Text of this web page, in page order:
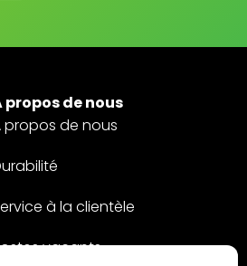
propos de nous
propos de nous
à la clientèle
vacants